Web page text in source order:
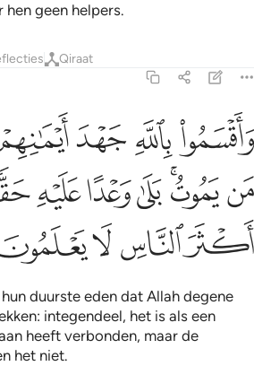
hen geen helpers.
Qiraat
واقسموا بالله جهد ايمانهم لا يبعث الله من
وَأَقْسَمُوا۟ بِٱللَّهِ جَهْدَ أَيْمَـٰنِهِمْ ۙ لَا يَبْعَثُ
ﲓﲔﲕ
ﲚﲛﲜﲝﲞﲟ
ﲢﲣﲤ
duurste eden dat Allah degene
integendeel, het is als een
heeft verbonden, maar de
het niet.